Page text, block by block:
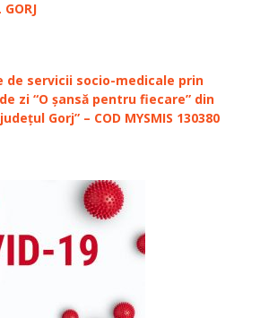
GORJ
de servicii socio-medicale prin
zi “O șansă pentru fiecare” din
Gorj” – COD MYSMIS 130380